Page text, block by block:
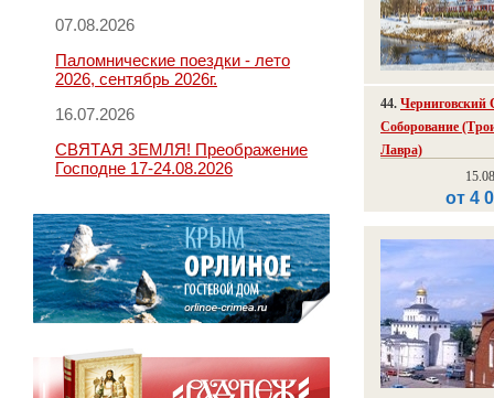
07.08.2026
Паломнические поездки - лето
2026, сентябрь 2026г.
16.07.2026
СВЯТАЯ ЗЕМЛЯ! Преображение
Господне 17-24.08.2026
44. Черниговский
Соборование
Лавра)
от 4